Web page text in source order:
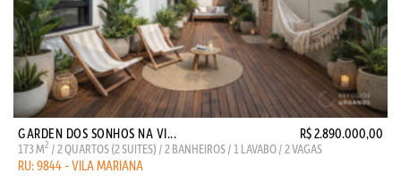
GARDEN DOS SONHOS NA VI... R$ 2.890.000,00
173 M2 / 2 QUARTOS (2 SUITES) / 2 BANHEIROS / 1 LAVABO / 2 VAGAS
RU: 9844 - VILA MARIANA